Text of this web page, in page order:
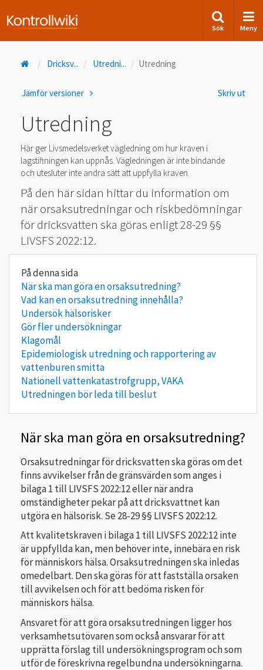
Sök Meny
Dricksv... Utredni... Utredning
Skriv ut
Jämför versioner
Utredning
Här ger Livsmedelsverket vägledning om hur kraven i
lagstiftningen kan uppnås. Vägledningen är inte bindande
och utesluter inte andra sätt att uppfylla kraven.
På den här sidan hittar du information om
när orsaksutredningar och riskbedömningar
för dricksvatten ska göras enligt 28-29 §§
LIVSFS 2022:12.
När ska man göra en orsaksutredning?
Vad kan en orsaksutredning innehålla?
Undersök hälsorisker
Gör fler undersökningar
Klagomål
Epidemiologisk utredning och rapportering av
vattenburen smitta
Nationell vattenkatastrofgrupp, VAKA
Utredningen bör leda till beslut
När ska man göra en orsaksutredning?
Orsaksutredningar för dricksvatten ska göras om det
finns avvikelser från de gränsvärden som anges i
bilaga 1 till LIVSFS 2022:12 eller när andra
omständigheter pekar på att dricksvattnet kan
utgöra en hälsorisk. Se 28-29 §§ LIVSFS 2022:12.
Att kvalitetskraven i bilaga 1 till LIVSFS 2022:12 inte
är uppfyllda kan, men behöver inte, innebära en risk
för människors hälsa. Orsaksutredningen ska inledas
omedelbart. Den ska göras för att fastställa orsaken
till avvikelsen och för att bedöma risken för
människors hälsa.
Ansvaret för att göra orsaksutredningen ligger hos
verksamhetsutövaren som också ansvarar för att
upprätta förslag till undersökningsprogram och som
utför de föreskrivna regelbundna undersökningarna.